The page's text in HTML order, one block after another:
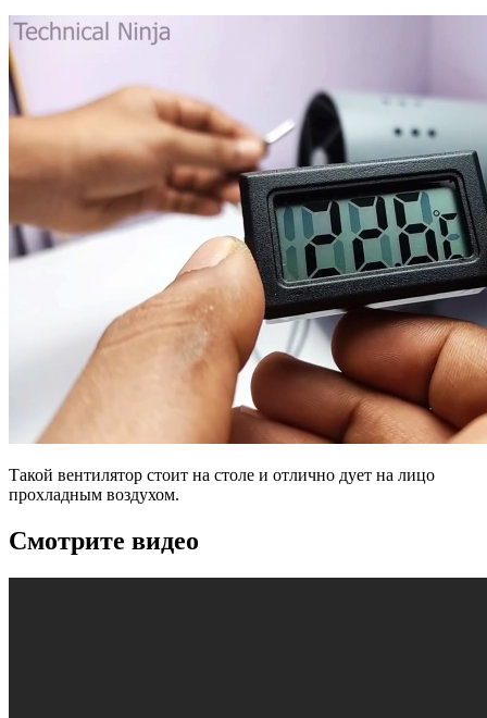
Такой вентилятор стоит на столе и отлично дует на лицо
прохладным воздухом.
Смотрите видео